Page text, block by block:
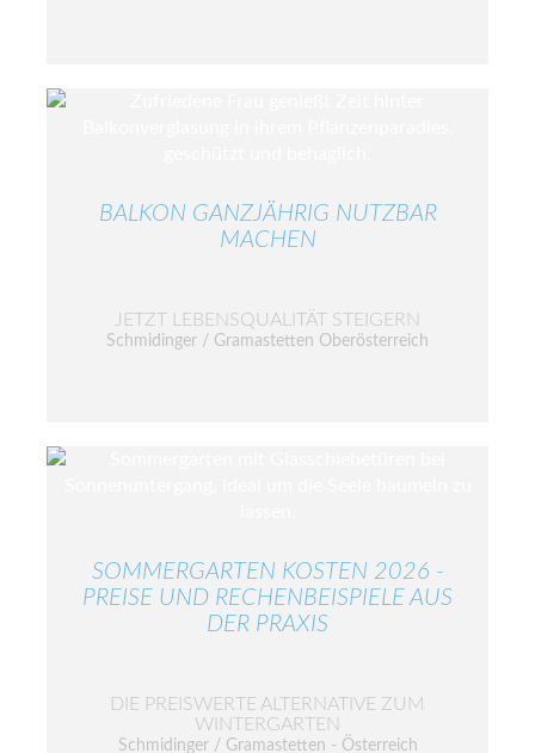
BALKON GANZJÄHRIG NUTZBAR
MACHEN
JETZT LEBENSQUALITÄT STEIGERN
Schmidinger / Gramastetten Oberösterreich
SOMMERGARTEN KOSTEN 2026 -
PREISE UND RECHENBEISPIELE AUS
DER PRAXIS
DIE PREISWERTE ALTERNATIVE ZUM
WINTERGARTEN
Schmidinger / Gramastetten - Österreich